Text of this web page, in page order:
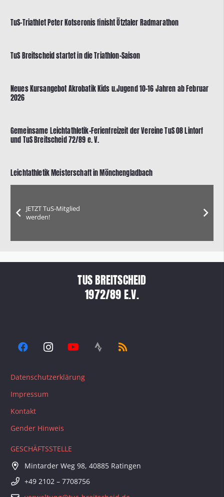
TuS-Triathlet Peter Kotseronis finisht Ötztaler Radmarathon
TuS Breitscheid startet in die Triathlon-Saison
Neues Kursangebot Akrobatik Kids u.Jugend 10-16 Jahren ab Februar
2026
Gemeinsame Leichtathletik-Ferienfreizeit der Vereine TuS 08 Lintorf
und TuS Breitscheid 72/89 e. V.
Leichtathletik Meisterschaft in Mönchengladbach
JETZT TuS-Mitglied
werden!
TUS BREITSCHEID
1972/89 E.V.
Datenschutzerklärung
Impressum
Kontakt
Gender Hinweis
GESCHÄFTSSTELLE
Mintarder Weg 98, 40885 Ratingen
+49 2102 – 7708756